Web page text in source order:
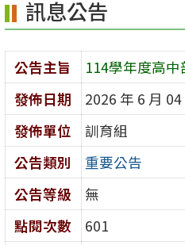
容
區
訊息公告
公告主旨
114學年度高
發佈日期
2026 年 6 月 04
發佈單位
訓育組
公告類別
重要公告
公告等級
無
點閱次數
601